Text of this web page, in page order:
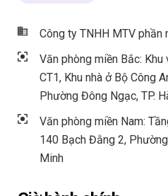
Công ty TNHH MTV phần
Văn phòng miền Bắc: Khu
CT1, Khu nhà ở Bộ Công
Phường Đông Ngạc, TP.
Văn phòng miền Nam:
140 Bạch Đằng 2,
Minh